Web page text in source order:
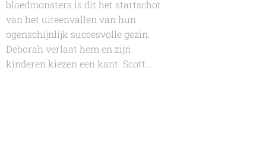
bloedmonsters is dit het startschot
van het uiteenvallen van hun
ogenschijnlijk succesvolle gezin.
Deborah verlaat hem en zijn
kinderen kiezen een kant. Scott...